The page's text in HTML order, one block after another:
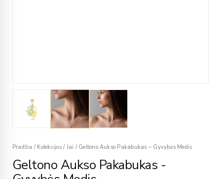
Pradžia / Kolekcijos / Jai /Geltono Aukso Pakabukas – Gyvybės Medis
Geltono Aukso Pakabukas -